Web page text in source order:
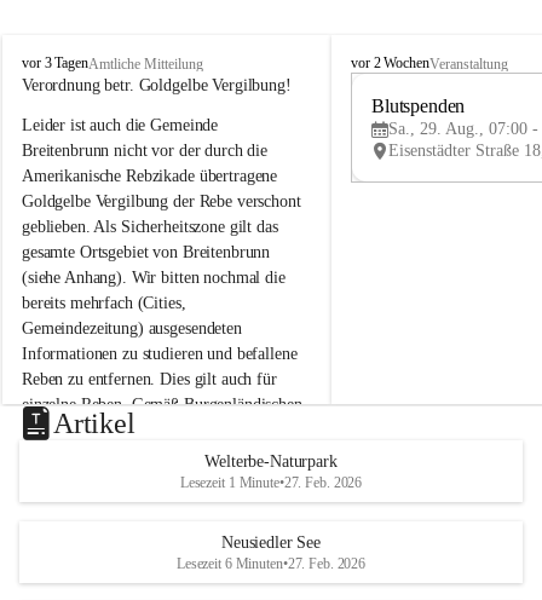
B
r
i
t
e
n
b
r
u
n
n
a
m
N
e
u
s
d
S
vor 3 TagenAmtliche Mitteilung
Verordnung betr. Goldgelbe Vergilbung!
Leider ist auch die Gemeinde
Breitenbrunn nicht vor der durch die
Amerikanische Rebzikade übertragene
Goldgelbe Vergilbung der Rebe verschont
geblieben. Als Sicherheitszone gilt das
gesamte Ortsgebiet von Breitenbrunn
(siehe Anhang). Wir bitten nochmal die
bereits mehrfach (Cities,
Gemeindezeitung) ausgesendeten
Informationen zu studieren und befallene
Reben zu entfernen. Dies gilt auch für
einzelne Reben. Gemäß Burgenländischen
Weinbaugesetz sind nicht gepflegte oder
unzulässige Weingärten zu roden! Bitte
helfen wir zusammen um unsere Winzer
vor den prognostizierten Ernteausfällen
und den daraus folgenden wirtschaftlichen
B
e
u
e
d
r
S
vor 2 WochenVeranstaltung
Blutspenden
Sa., 29. Aug., 07:00 -
Artikel
Welterbe-Naturpark
Lesezeit 1 Minute•27. Feb. 2026
Neusiedler See
Lesezeit 6 Minuten•27. Feb. 2026